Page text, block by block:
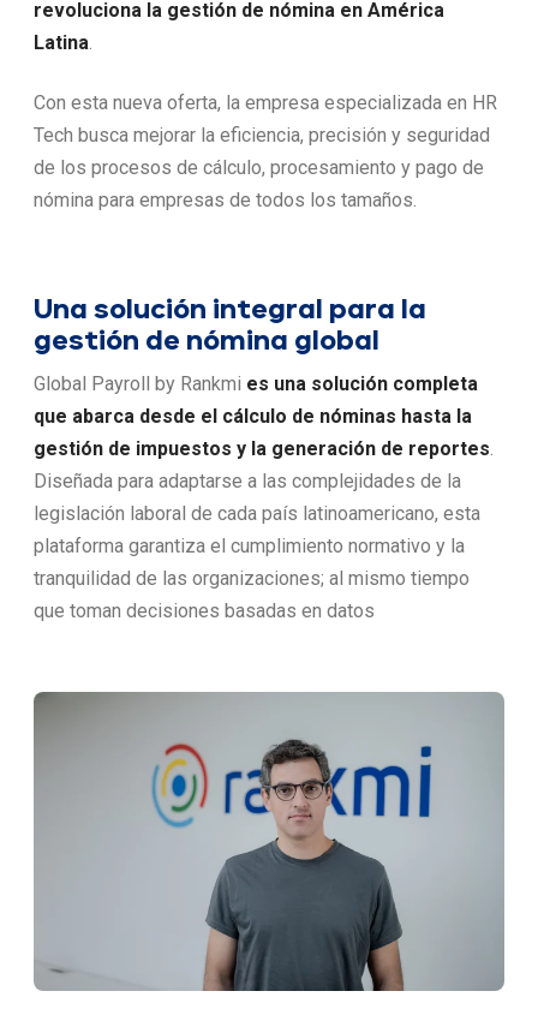
revoluciona la gestión de nómina en América
Latina
Con esta nueva oferta, la empresa especializada en HR
Tech busca mejorar la eficiencia, precisión y seguridad
de los procesos de cálculo, procesamiento y pago de
nómina para empresas de todos los tamaños.
Una solución integral para la
gestión de nómina global
Global Payroll by Rankmi es una solución completa
que abarca desde el cálculo de nóminas hasta la
gestión de impuestos y la generación de reportes
Diseñada para adaptarse a las complejidades de la
legislación laboral de cada país latinoamericano, esta
plataforma garantiza el cumplimiento normativo y la
tranquilidad de las organizaciones; al mismo tiempo
que toman decisiones basadas en datos